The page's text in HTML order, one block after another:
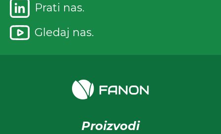
Prati nas.
Gledaj nas.
Proizvodi